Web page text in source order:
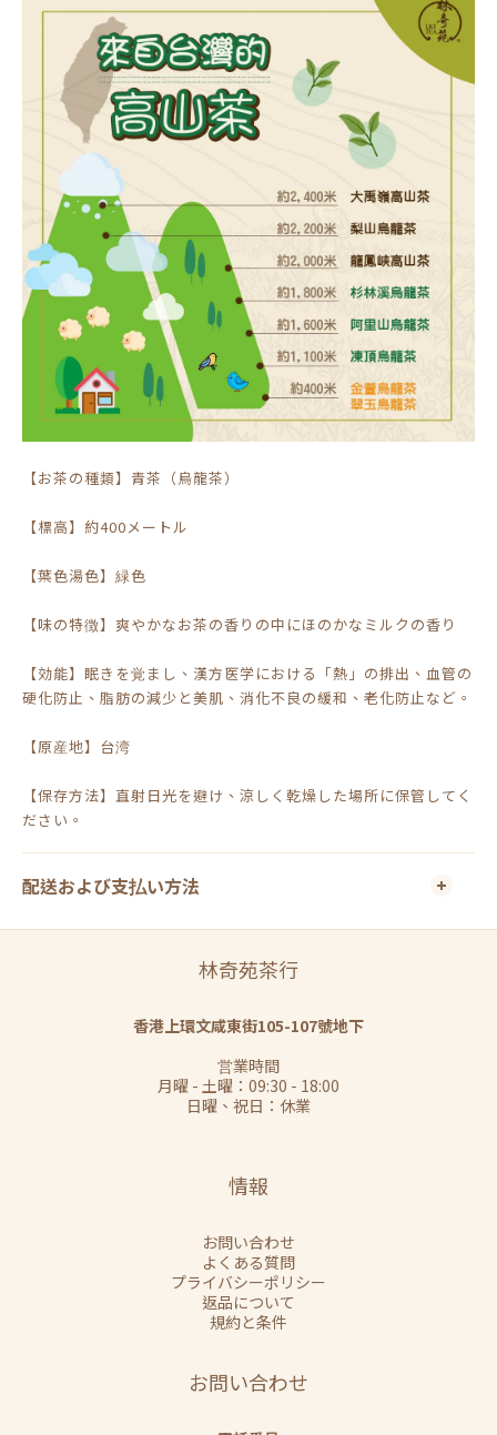
【お茶の種類】青茶（烏龍茶）
【標高】約400メートル
【葉色湯色】緑色
【味の特徴】爽やかなお茶の香りの中にほのかなミルクの香り
【効能】眠きを覚まし、漢方医学における「熱」の排出、血管の
硬化防止、脂肪の減少と美肌、消化不良の緩和、老化防止など。
【原産地】台湾
【保存方法】直射日光を避け、涼しく乾燥した場所に保管してく
ださい。
配送および支払い方法
林奇苑茶行
香港上環文咸東街105-107號地下
営業時間
月曜 - 土曜：09:30 - 18:00
日曜、祝日：休業
情報
お問い合わせ
よくある質問
プライバシーポリシー
返品について
規約と条件
お問い合わせ